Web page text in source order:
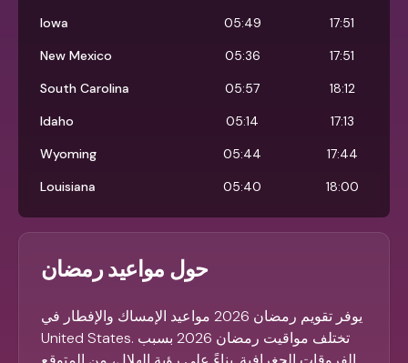
Iowa
05:49
17:51
New Mexico
05:36
17:51
South Carolina
05:57
18:12
Idaho
05:14
17:13
Wyoming
05:44
17:44
Louisiana
05:40 18:00
حول مواعيد رمضان
يوفر تقويم رمضان 2026 مواعيد الإمساك والإفطار في
United States. تختلف مواقيت رمضان 2026 بسبب